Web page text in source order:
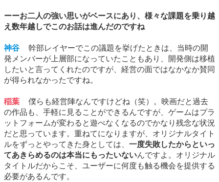
ーーお二人の強い思いがベースにあり、様々な課題を乗り越
え数年越しでこのお話は進んだのですね
神谷
幹部レイヤーでこの議題を挙げたときは、当時の開
発メンバーが上層部になっていたこともあり、開発側は移植
したいと言ってくれたのですが、経営の面ではなかなか賛同
が得られなかったですね。
稲葉
僕らも経営陣なんですけどね（笑）。映画だと過去
の作品も、手軽に見ることができるんですが、ゲームはプラ
ットフォームが変わると遊べなくなるのでかなり残念な状況
だと思っています。重ねてになりますが、オリジナルタイト
ルをずっとやってきた身としては、 一度失敗したからといっ
てあきらめるのは本当にもったいないんですよ。オリジナル
タイトルだからこそ、ユーザーに何度も触る機会を提供する
必要があるんです。